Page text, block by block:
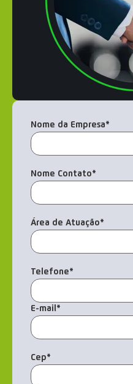
Nome da Empresa*
Nome Contato*
Área de Atuação*
Telefone*
E-mail*
Cep*